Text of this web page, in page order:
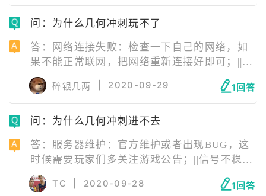
接着就是注册成功。在注册成功之后，用账号
登录手游游戏名就可以了。
问：为什么几何冲刺玩不了
答：网络连接失败：检查一下自己的网络，如
果不能正常联网，把网络重新连接好即可；||服
务器正在维护：等待服务器维修结束即可；||安
装包错误：安装包错误需要玩家卸载游戏后，
去官网下载最新版游戏安装包重新安装游戏；||
手机配置不够：更换手机即可。
碎银几两 2020-09-29 1回答
问：为什么几何冲刺进不去
答：服务器维护：官方维护或者出现BUG，这
时候需要玩家们多关注游戏公告；||信号不稳
定：尽量打开4G进行游戏，WIFI需要找到信号
强的源头才行；||版本问题：版本老旧，玩家们
TC 2020-09-28 1回答